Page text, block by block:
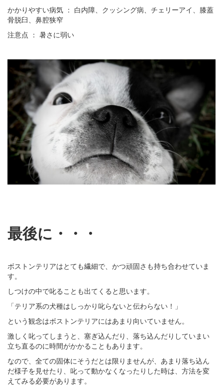
かかりやすい病気 ： 白内障、クッシング病、チェリーアイ、膝蓋
骨脱臼、鼻腔狭窄
注意点 ： 暑さに弱い
最後に・・・
ボストンテリアはとても繊細で、かつ頑固さも持ち合わせていま
す。
しつけの中で叱ることも出てくると思います。
「テリア系の犬種はしっかり叱らないと伝わらない！」
という観念はボストンテリアにはあまり向いていません。
激しく叱ってしまうと、塞ぎ込んだり、落ち込んだりしていまい
立ち直るのに時間がかかることもあります。
なので、全ての固体にそうだとは限りませんが、あまり落ち込ん
だ様子を見せたり、叱って動かなくなったりした時は、方法を変
えてみる必要があります。